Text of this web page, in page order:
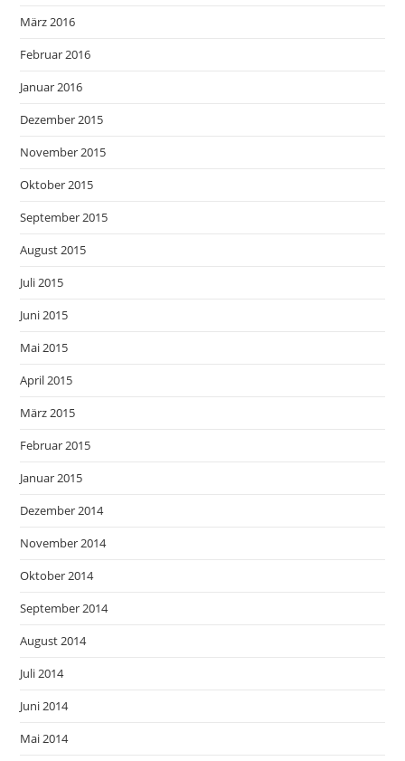
März 2016
Februar 2016
Januar 2016
Dezember 2015
November 2015
Oktober 2015
September 2015
August 2015
Juli 2015
Juni 2015
Mai 2015
April 2015
März 2015
Februar 2015
Januar 2015
Dezember 2014
November 2014
Oktober 2014
September 2014
August 2014
Juli 2014
Juni 2014
Mai 2014